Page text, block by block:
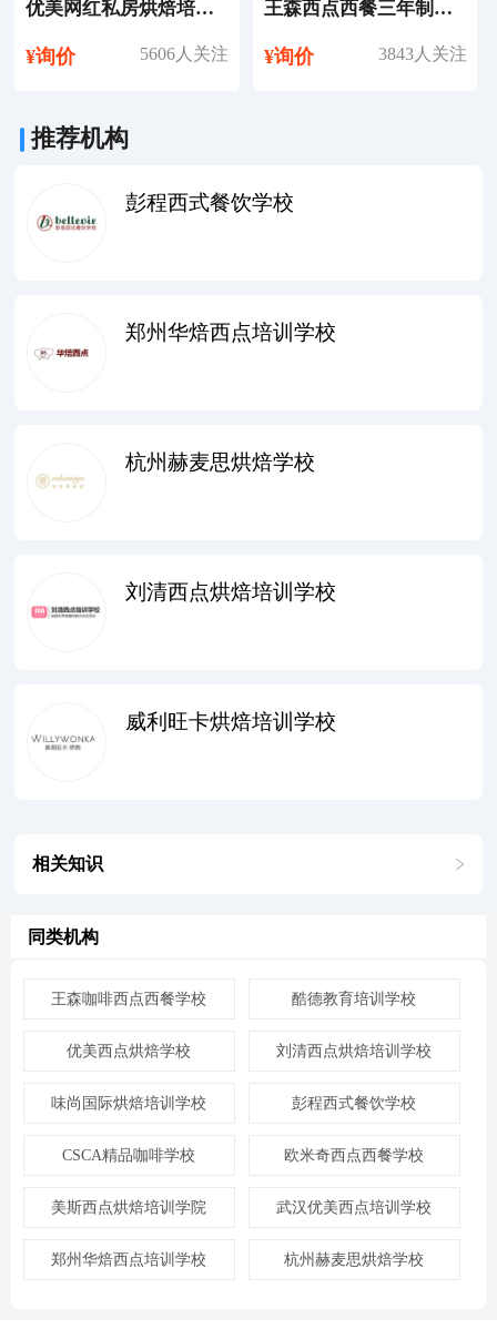
优美网红私房烘焙培训课程
¥询价 5606人关注
王森西点西餐三年制英才管理专业培训课程
¥询价 3843人关注
推荐机构
彭程西式餐饮学校
郑州华焙西点培训学校
杭州赫麦思烘焙学校
刘清西点烘焙培训学校
威利旺卡烘焙培训学校
相关知识
同类机构
王森咖啡西点西餐学校 酷德教育培训学校
优美西点烘焙学校 刘清西点烘焙培训学校
味尚国际烘焙培训学校 彭程西式餐饮学校
CSCA精品咖啡学校 欧米奇西点西餐学校
美斯西点烘焙培训学院 武汉优美西点培训学校
郑州华焙西点培训学校 杭州赫麦思烘焙学校